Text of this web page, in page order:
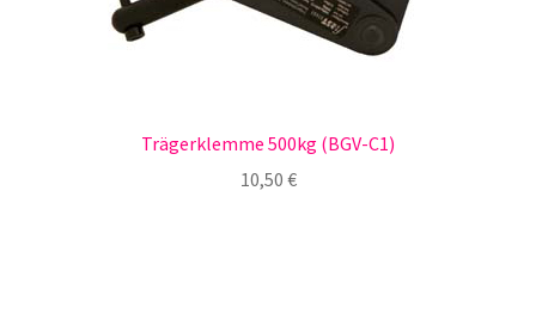
Trägerklemme 500kg (BGV-C1)
10,50 €